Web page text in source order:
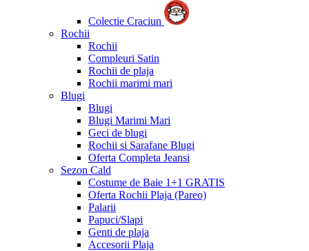
Colectie Craciun
Rochii
Rochii
Compleuri Satin
Rochii de plaja
Rochii marimi mari
Blugi
Blugi
Blugi Marimi Mari
Geci de blugi
Rochii si Sarafane Blugi
Oferta Completa Jeansi
Sezon Cald
Costume de Baie 1+1 GRATIS
Oferta Rochii Plaja (Pareo)
Palarii
Papuci/Slapi
Genti de plaja
Accesorii Plaja